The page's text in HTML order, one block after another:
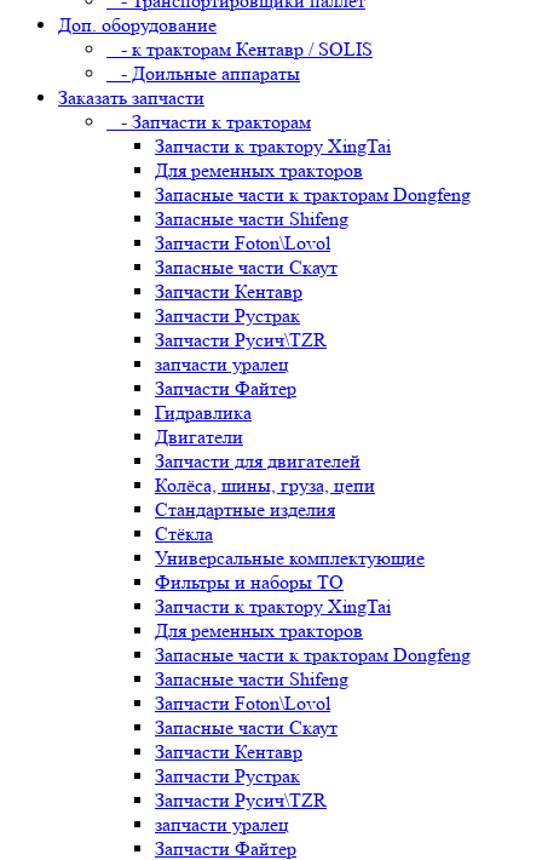
Доп. оборудование
- к тракторам Кентавр / SOLIS
- Доильные аппараты
Заказать запчасти
- Запчасти к тракторам
Запчасти к трактору XingTai
Для ременных тракторов
Запасные части к тракторам Dongfeng
Запасные части Shifeng
Запчасти Foton\Lovol
Запасные части Скаут
Запчасти Кентавр
Запчасти Рустрак
Запчасти Русич\TZR
запчасти уралец
Запчасти Файтер
Гидравлика
Двигатели
Запчасти для двигателей
Колёса, шины, груза, цепи
Стандартные изделия
Стёкла
Универсальные комплектующие
Фильтры и наборы ТО
Запчасти к трактору XingTai
Для ременных тракторов
Запасные части к тракторам Dongfeng
Запасные части Shifeng
Запчасти Foton\Lovol
Запасные части Скаут
Запчасти Кентавр
Запчасти Рустрак
Запчасти Русич\TZR
запчасти уралец
Запчасти Файтер